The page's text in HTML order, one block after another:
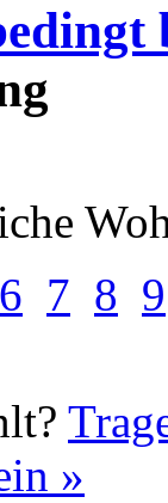
6 7 8 9
»